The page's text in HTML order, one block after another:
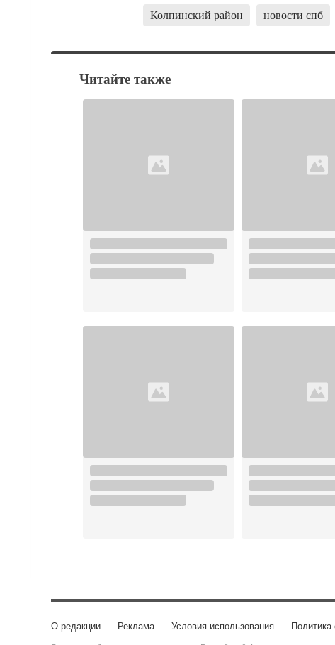
Колпинский район новости спб
Читайте также
О редакции Реклама Условия использования Политика